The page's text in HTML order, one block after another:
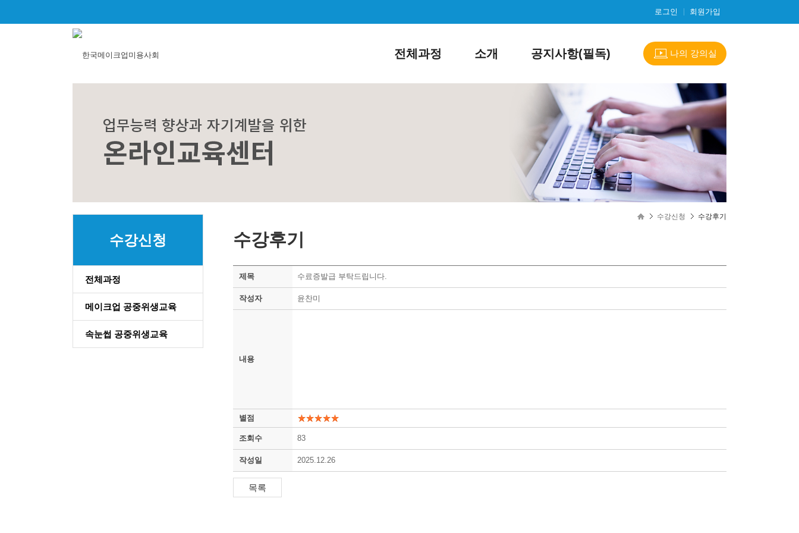
로그인 회원가입
전체과정 소개 공지사항(필독) 나의 강의실
수강신청
전체과정
메이크업 공중위생교육
속눈썹 공중위생교육
수강신청 수강후기
수강후기
제목 수료증발급 부탁드립니다.
작성자 윤찬미
내용
별점
조회수 83
작성일 2025.12.26